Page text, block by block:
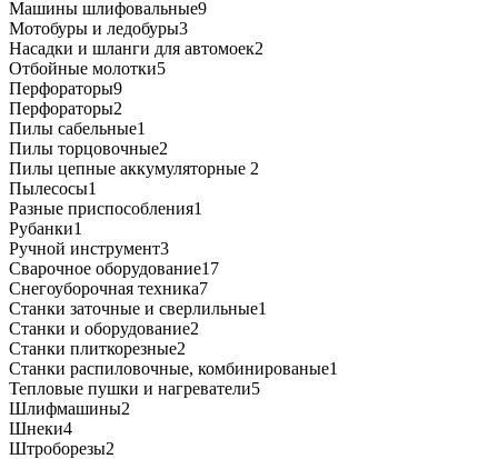
Машины шлифовальные9
Мотобуры и ледобуры3
Насадки и шланги для автомоек2
Отбойные молотки5
Перфораторы9
Перфораторы2
Пилы сабельные1
Пилы торцовочные2
Пилы цепные аккумуляторные 2
Пылесосы1
Разные приспособления1
Рубанки1
Ручной инструмент3
Сварочное оборудование17
Снегоуборочная техника7
Станки заточные и сверлильные1
Станки и оборудование2
Станки плиткорезные2
Станки распиловочные, комбинированые1
Тепловые пушки и нагреватели5
Шлифмашины2
Шнеки4
Штроборезы2